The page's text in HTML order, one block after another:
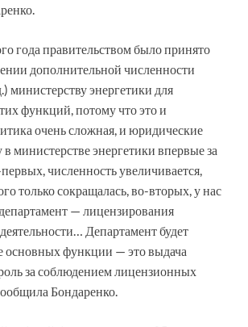
года правительством было принято
дополнительной численности
министерству энергетики для
функций, потому что это и
очень сложная, и юридические
министерстве энергетики впервые за
численность увеличивается,
только сокращалась, во-вторых, у нас
— лицензирования
Департамент будет
основных функции — это выдача
за соблюдением лицензионных
Бондаренко.